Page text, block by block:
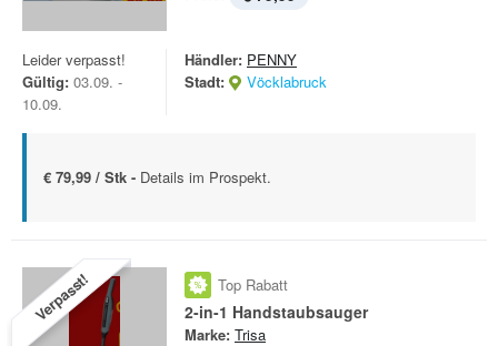
Leider verpasst!
Gültig: 03.09. -
10.09.
Händler: PENNY
Stadt:
Vöcklabruck
€ 79,99 / Stk - Details im Prospekt.
Verpasst! Top Rabatt
2-in-1 Handstaubsauger
Marke: Trisa